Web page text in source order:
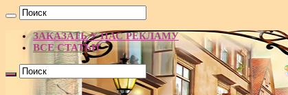
ЗАКАЗАТЬ У НАС РЕКЛАМУ
ВСЕ СТАТЬИ